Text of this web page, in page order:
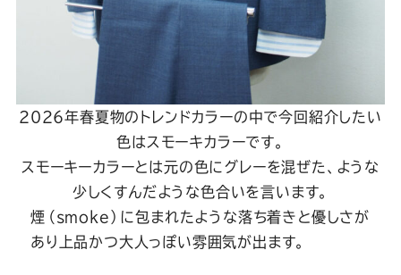
2026年春夏物のトレンドカラーの中で今回紹介したい
色はスモーキカラーです。
スモーキーカラーとは元の色にグレーを混ぜた、ような
少しくすんだような色合いを言います。
煙（smoke）に包まれたような落ち着きと優しさが
あり上品かつ大人っぽい雰囲気が出ます。